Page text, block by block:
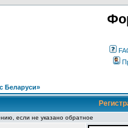
Беларуси»
если не указано обратное